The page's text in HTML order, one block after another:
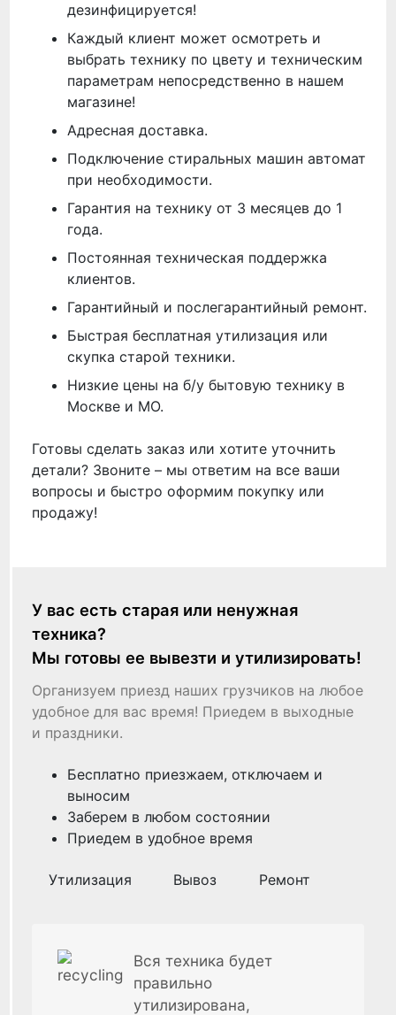
дезинфицируется!
Каждый клиент может осмотреть и
выбрать технику по цвету и техническим
параметрам непосредственно в нашем
магазине!
Адресная доставка.
Подключение стиральных машин автомат
при необходимости.
Гарантия на технику от 3 месяцев до 1
года.
Постоянная техническая поддержка
клиентов.
Гарантийный и послегарантийный ремонт.
Быстрая бесплатная утилизация или
скупка старой техники.
Низкие цены на б/у бытовую технику в
Москве и МО.
Готовы сделать заказ или хотите уточнить
детали? Звоните – мы ответим на все ваши
вопросы и быстро оформим покупку или
продажу!
У вас есть старая или ненужная
техника?
Мы готовы ее вывезти и утилизировать!
Организуем приезд наших грузчиков на любое
удобное для вас время! Приедем в выходные
и праздники.
Бесплатно приезжаем, отключаем и
выносим
Заберем в любом состоянии
Приедем в удобное время
Утилизация Вывоз Ремонт
Вся техника будет
правильно
утилизирована,